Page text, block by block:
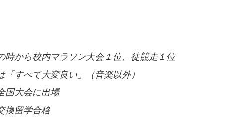
時から校内マラソン大会１位、徒競走１位
「すべて大変良い」（音楽以外）
国大会に出場
換留学合格